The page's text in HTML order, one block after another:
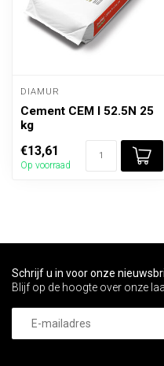
DIAMUR
Cement CEM I 52.5N 25
kg
€13,61
Op voorraad
Schrijf u in voor onze
Blijf op de hoogte over onze